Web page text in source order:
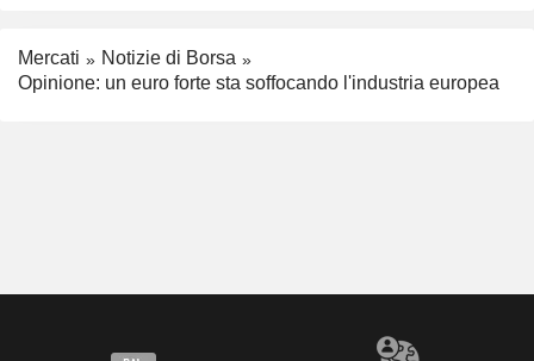
Mercati
Notizie di Borsa
Opinione: un euro forte sta soffocando l'industria europea